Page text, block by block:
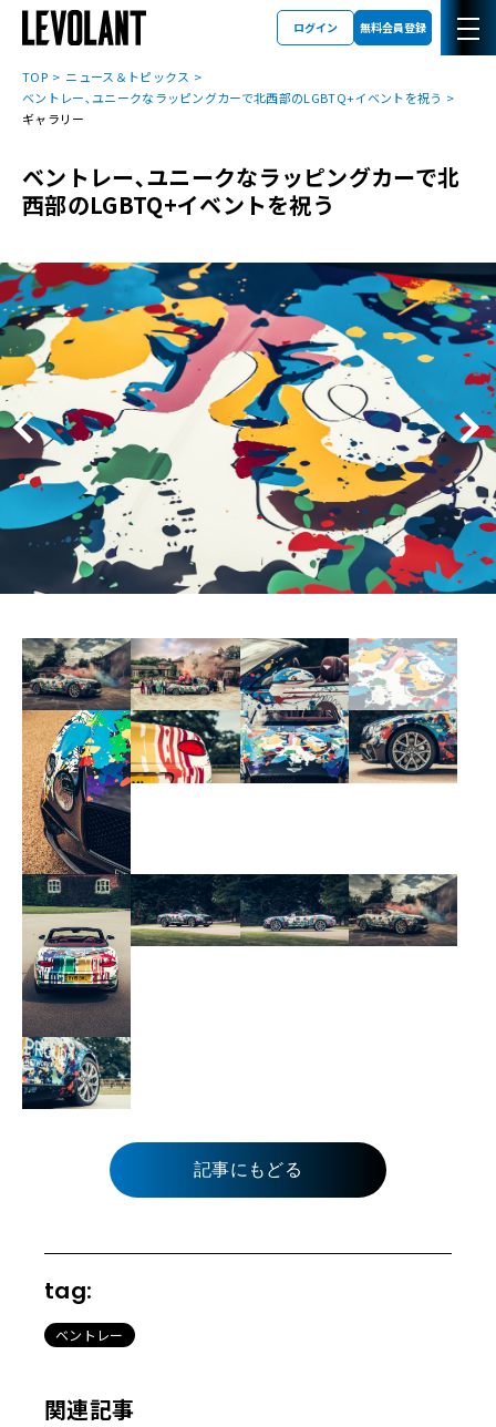
ログイン 無料会員登録
TOP
ニュース＆トピックス
ベントレー､ユニークなラッピングカーで北西部のLGBTQ+イベントを祝う
ギャラリー
ベントレー､ユニークなラッピングカーで北
西部のLGBTQ+イベントを祝う
記事にもどる
tag:
ベントレー
関連記事